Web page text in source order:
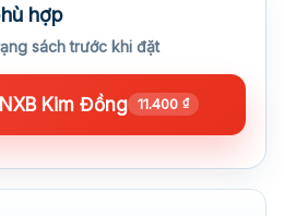
hợp
sách trước khi đặt
Kim Đồng 11.400 ₫